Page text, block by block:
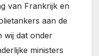
van Frankrijk en
aan de
wij dat onder
ministers